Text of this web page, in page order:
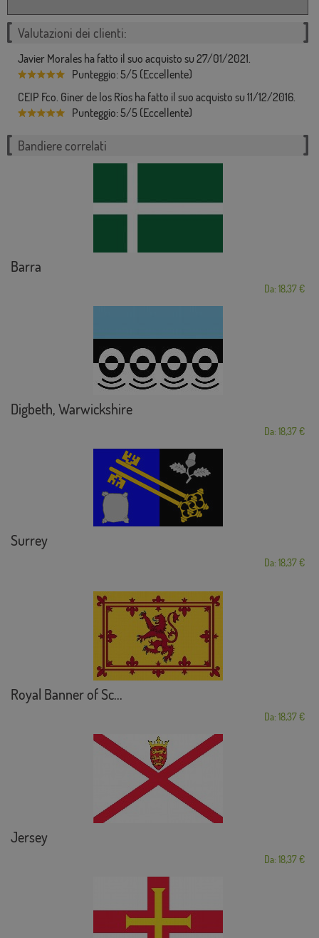
Valutazioni dei clienti:
Javier Morales ha fatto il suo acquisto su 27/01/2021.
Punteggio: 5/5 (Eccellente)
CEIP Fco. Giner de los Ríos ha fatto il suo acquisto su 11/12/2016.
Punteggio: 5/5 (Eccellente)
Bandiere correlati
Barra
Da: 18,37 €
Digbeth, Warwickshire
Da: 18,37 €
Surrey
Da: 18,37 €
Royal Banner of Sc...
Da: 18,37 €
Jersey
Da: 18,37 €